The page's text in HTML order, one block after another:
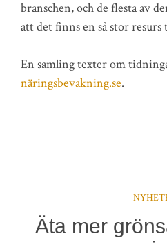
branschen, och de flesta av
att det finns en så stor
En samling texter om
näringsbevakning.se.
Äta mer